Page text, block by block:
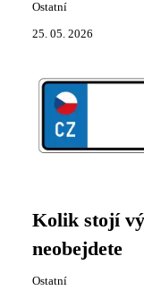
Ostatní
25. 05. 2026
Kolik stojí
neobejdete
Ostatní